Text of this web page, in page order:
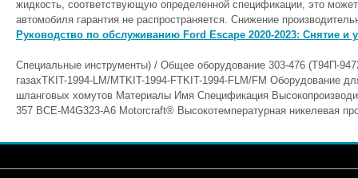
жидкость, соответствующую определенной спецификации, это
автомобиля гарантия не распространяется. Снижение
Руководство по обслуживанию Ford Escape 2020-2023: Снятие и
Специальные инструменты) / Общее оборудование 303-476 (Т94П-
газахTKIT-1994-LM/MTKIT-1994-FTKIT-1994-FLM/FM Оборудование
шланговых хомутов Материалы Имя Спецификация
357 ВСЕ-M4G323-A6 Motorcraft® Высокотемпературная никелевая